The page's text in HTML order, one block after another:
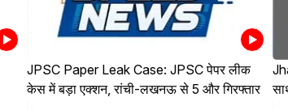
JPSC Paper Leak Case: JPSC पेपर लीक
केस में बड़ा एक्शन, रांची-लखनऊ से 5 और गिरफ्तार